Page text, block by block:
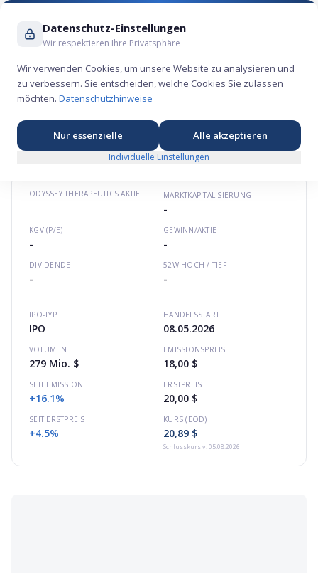
Suche ...
Odyssey Therapeutics Aktie – Gesundheits-
Börsengang 2026
Nordamerika ⚕️ odysseytx.com ★
ODYSSEY THERAPEUTICS AKTIE MARKTKAPITALISIERUNG
-
KGV (P/E)
-
GEWINN/AKTIE
-
DIVIDENDE
-
52W HOCH / TIEF
-
IPO-TYP
IPO
HANDELSSTART
08.05.2026
VOLUMEN
279 Mio. $
EMISSIONSPREIS
18,00 $
SEIT EMISSION
+16.1%
ERSTPREIS
20,00 $
SEIT ERSTPREIS
+4.5%
KURS (EOD)
20,89 $
Schlusskursv. 05.08.2026
Datenschutz-Einstellungen
Wir respektieren Ihre Privatsphäre
Wir verwenden Cookies, um unsere Website zu analysieren und
zu verbessern. Sie entscheiden, welche Cookies Sie zulassen
möchten. Datenschutzhinweise
Nur essenzielle Alle akzeptieren
Individuelle Einstellungen